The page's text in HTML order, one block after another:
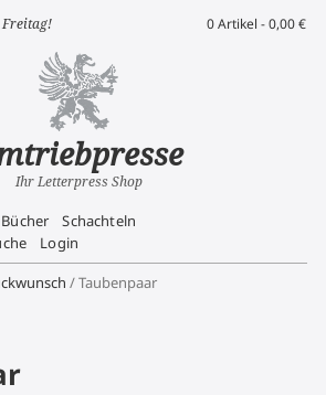
Ihr Letterpress Shop
0 Artikel -0,00€
Bücher
Schachteln
Login
/ Taubenpaar